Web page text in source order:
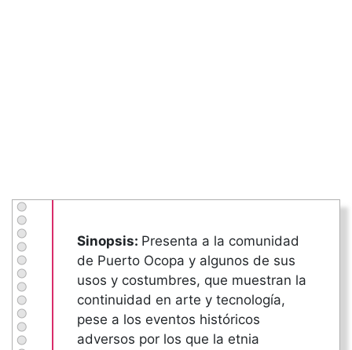
Sinopsis: Presenta a la comunidad
de Puerto Ocopa y algunos de sus
usos y costumbres, que muestran la
continuidad en arte y tecnología,
pese a los eventos históricos
adversos por los que la etnia